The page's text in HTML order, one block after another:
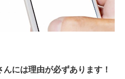
には理由が必ずあります！